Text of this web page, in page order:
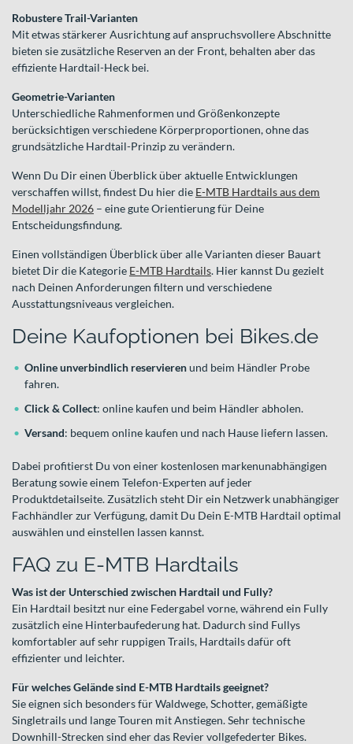
Robustere Trail-Varianten
Mit etwas stärkerer Ausrichtung auf anspruchsvollere Abschnitte
bieten sie zusätzliche Reserven an der Front, behalten aber das
effiziente Hardtail-Heck bei.
Geometrie-Varianten
Unterschiedliche Rahmenformen und Größenkonzepte
berücksichtigen verschiedene Körperproportionen, ohne das
grundsätzliche Hardtail-Prinzip zu verändern.
Wenn Du Dir einen Überblick über aktuelle Entwicklungen
verschaffen willst, findest Du hier die E-MTB Hardtails aus dem
Modelljahr 2026 – eine gute Orientierung für Deine
Entscheidungsfindung.
Einen vollständigen Überblick über alle Varianten dieser Bauart
bietet Dir die Kategorie E-MTB Hardtails. Hier kannst Du gezielt
nach Deinen Anforderungen filtern und verschiedene
Ausstattungsniveaus vergleichen.
Deine Kaufoptionen bei Bikes.de
Online unverbindlich reservierenund beim Händler Probe
fahren.
Click & Collect: online kaufen und beim Händler abholen.
Versand: bequem online kaufen und nach Hause liefern lassen.
Dabei profitierst Du von einer kostenlosen markenunabhängigen
Beratung sowie einem Telefon-Experten auf jeder
Produktdetailseite. Zusätzlich steht Dir ein Netzwerk unabhängiger
Fachhändler zur Verfügung, damit Du Dein E-MTB Hardtail optimal
auswählen und einstellen lassen kannst.
FAQ zu E-MTB Hardtails
Was ist der Unterschied zwischen Hardtail und Fully?
Ein Hardtail besitzt nur eine Federgabel vorne, während ein Fully
zusätzlich eine Hinterbaufederung hat. Dadurch sind Fullys
komfortabler auf sehr ruppigen Trails, Hardtails dafür oft
effizienter und leichter.
Für welches Gelände sind E-MTB Hardtails geeignet?
Sie eignen sich besonders für Waldwege, Schotter, gemäßigte
Singletrails und lange Touren mit Anstiegen. Sehr technische
Downhill-Strecken sind eher das Revier vollgefederter Bikes.